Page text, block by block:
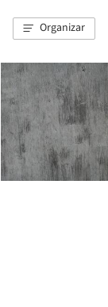
Organizar